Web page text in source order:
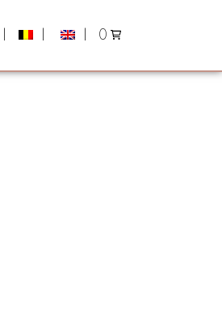
0